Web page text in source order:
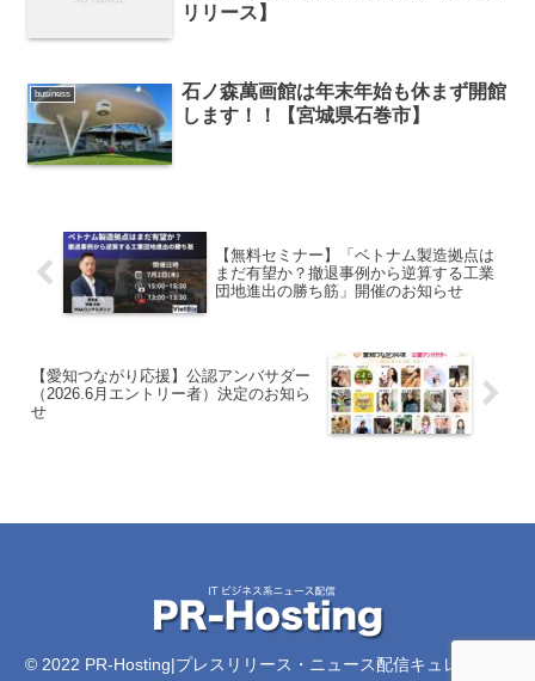
リリース】
business
石ノ森萬画館は年末年始も休まず開館
します！！【宮城県石巻市】
【無料セミナー】「ベトナム製造拠点は
まだ有望か？撤退事例から逆算する工業
団地進出の勝ち筋」開催のお知らせ
【愛知つながり応援】公認アンバサダー
（2026.6月エントリー者）決定のお知ら
せ
© 2022 PR-Hosting|プレスリリース・ニュース配信キュレーショ